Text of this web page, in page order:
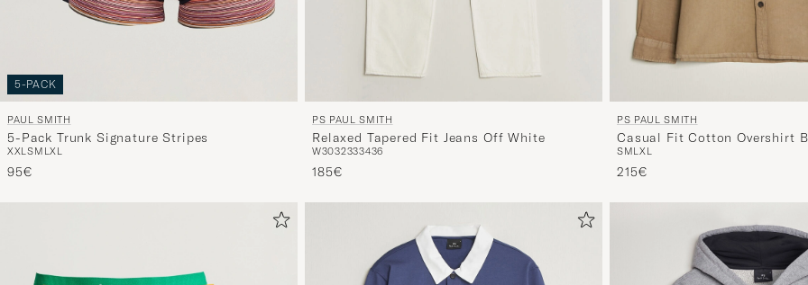
5-PACK
PAUL SMITH
5-Pack Trunk Signature Stripes
XXLSM LXL
95€
PS PAUL SMITH
Relaxed Tapered Fit Jeans Off White
W3032333436
185€
PS PAUL SMITH
Casual Fit Cotton Overshirt
SMLXL
215€